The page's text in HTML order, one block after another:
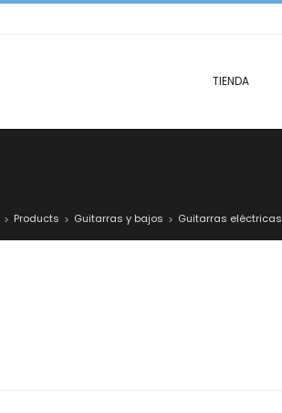
TIENDA
> Products > Guitarras y bajos > Guitarras eléctricas